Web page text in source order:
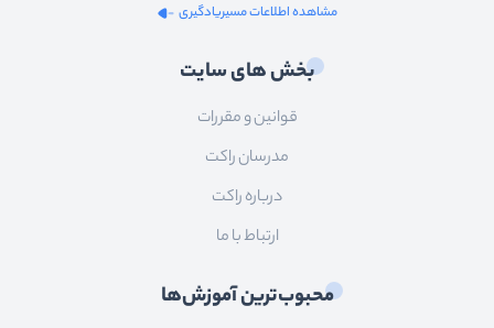
مشاهده اطلاعات مسیریادگیری
بخش های سایت
قوانین و مقررات
مدرسان راکت
درباره راکت
ارتباط با ما
محبوب‌ترین آموزش‌ها